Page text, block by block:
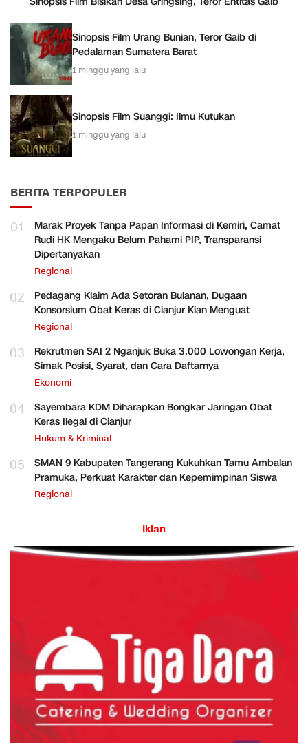
Sinopsis Film Urang Bunian, Teror Gaib di
Pedalaman Sumatera Barat
1 minggu yang lalu
Sinopsis Film Suanggi: Ilmu Kutukan
1 minggu yang lalu
BERITA TERPOPULER
01
Marak Proyek Tanpa Papan Informasi di Kemiri, Camat
Rudi HK Mengaku Belum Pahami PIP, Transparansi
Dipertanyakan
Regional
02
Pedagang Klaim Ada Setoran Bulanan, Dugaan
Konsorsium Obat Keras di Cianjur Kian Menguat
Regional
03
Rekrutmen SAI 2 Nganjuk Buka 3.000 Lowongan Kerja,
Simak Posisi, Syarat, dan Cara Daftarnya
Ekonomi
04
Sayembara KDM Diharapkan Bongkar Jaringan Obat
Keras Ilegal di Cianjur
Hukum & Kriminal
05
SMAN 9 Kabupaten Tangerang Kukuhkan Tamu Ambalan
Pramuka, Perkuat Karakter dan Kepemimpinan Siswa
Regional
Iklan